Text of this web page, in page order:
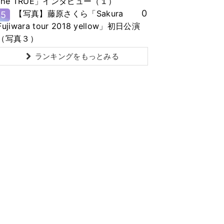
5
【写真】藤原さくら「Sakura
tour 2018 yellow」初日公演
（写真３）
0
ランキングをもっとみる